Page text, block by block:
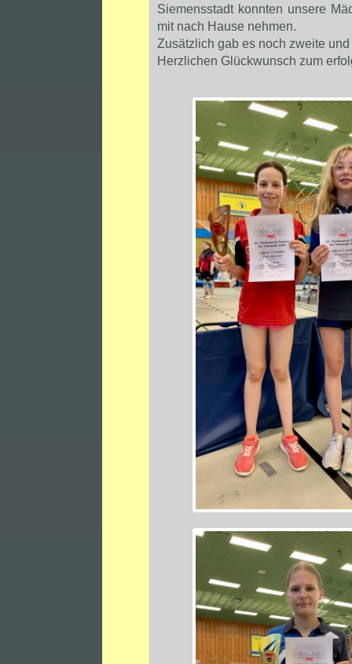
Siemensstadt konnten unsere
mit nach Hause nehmen.
Zusätzlich gab es noch zweite
Herzlichen Glückwunsch zum